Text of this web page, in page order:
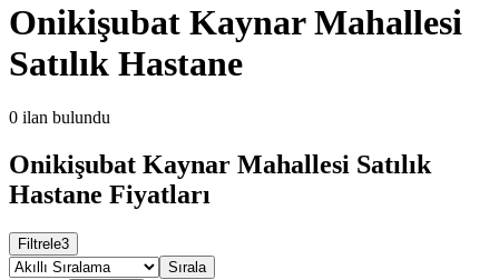
Onikişubat Kaynar Mahallesi
Satılık Hastane
0 ilan bulundu
Onikişubat Kaynar Mahallesi Satılık
Hastane Fiyatları
Filtrele3
Sırala